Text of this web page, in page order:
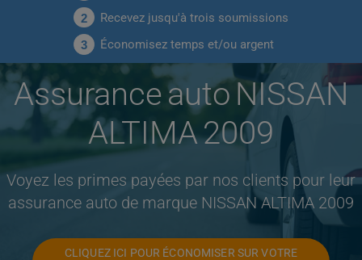
2 Recevez jusqu'à trois soumissions
3 Économisez temps et/ou argent
Assurance auto NISSAN
ALTIMA 2009
Voyez les primes payées par nos clients pour leur
assurance auto de marque NISSAN ALTIMA 2009
CLIQUEZ ICI POUR ÉCONOMISER SUR VOTRE